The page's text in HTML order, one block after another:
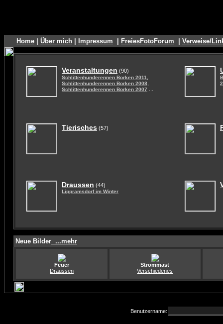
Home Über mich Impressum FreiesFotoForum Verweise/
Veranstaltungen (90)
Schlittenhunderennen Borken 2011
Schlittenhunderennen Borken 2008
Schlittenhunderennen Borken 2007
Tierisches (57)
Draussen (44)
Lippramsdorf im Winter
Neue Bilder ...mehr
Feuer
Draussen
Strommast
Verschiedenes
Benutzername: